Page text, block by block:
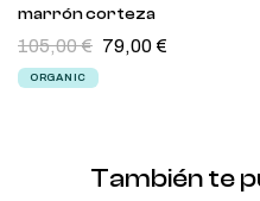
marrón corteza
105,00€ 79,00€
ORGANIC
También te